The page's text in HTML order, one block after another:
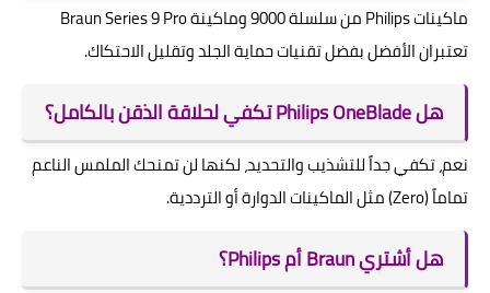
ماكينات Philips من سلسلة 9000 وماكينة Braun Series 9 Pro
تعتبران الأفضل بفضل تقنيات حماية الجلد وتقليل الاحتكاك.
هل Philips OneBlade تكفي لحلاقة الذقن بالكامل؟
نعم، تكفي جداً للتشذيب والتحديد، لكنها لن تمنحك الملمس الناعم
تماماً (Zero) مثل الماكينات الدوارة أو الترددية.
هل أشتري Braun أم Philips؟